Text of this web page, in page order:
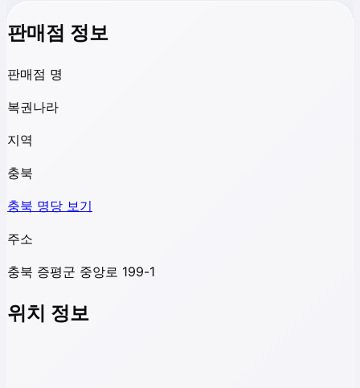
판매점 정보
판매점 명
복권나라
지역
충북
충북 명당 보기
주소
충북 증평군 중앙로 199-1
위치 정보